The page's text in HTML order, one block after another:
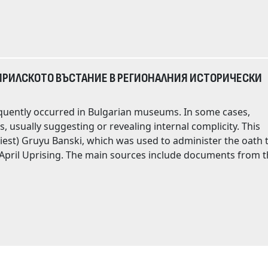
ВЪСТАНИЕ В РЕГИОНАЛНИЯ ИСТОРИЧЕСКИ
suggesting or revealing internal complicity. This
Gruyu Banski, which was used to administer the oath
documents from the
director. Subsequently, at an